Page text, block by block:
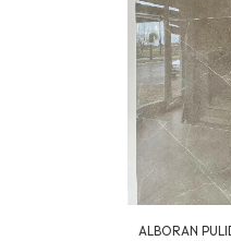
ALBORAN